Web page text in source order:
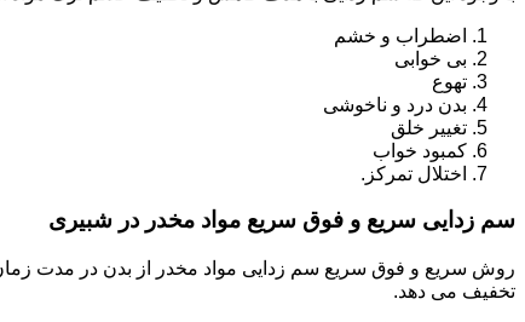
اضطراب و خشم
بی خوابی
تهوع
بدن درد و ناخوشی
تغییر خلق
کمبود خواب
اختلال تمرکز.
سم زدایی سریع و فوق سریع مواد مخدر در شبیری
روش سریع و فوق سریع سم زدایی مواد مخدر از بدن در مدت
تخفیف می دهد.